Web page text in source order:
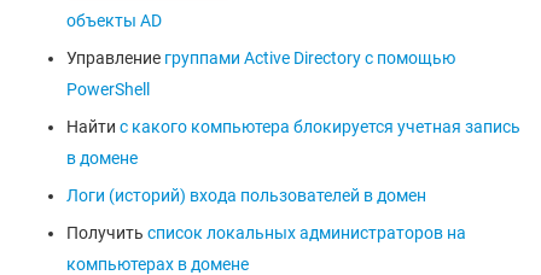
объекты AD
Управление группами Active Directory с помощью
PowerShell
Найти с какого компьютера блокируется учетная запись
в домене
Логи (историй) входа пользователей в домен
Получить список локальных администраторов на
компьютерах в домене